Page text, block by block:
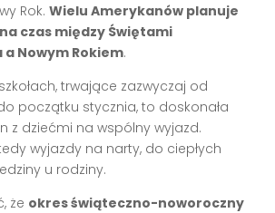
Rok.Wielu Amerykanów planuje
czas między Świętami
Nowym Rokiem.
trwające zazwyczaj od
początku stycznia, to doskonała
z dziećmi na wspólny wyjazd.
wyjazdy na narty, do ciepłych
u rodziny.
że okres świąteczno-noworoczny